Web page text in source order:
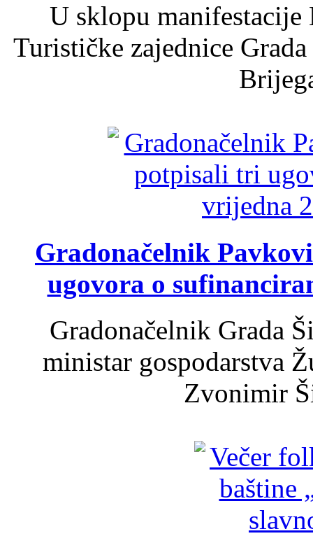
U sklopu
Turističke zajednice
Gradonačelnik
ugovora o
Gradonačelnik Grada
ministar gospodarstva
Zvonimir